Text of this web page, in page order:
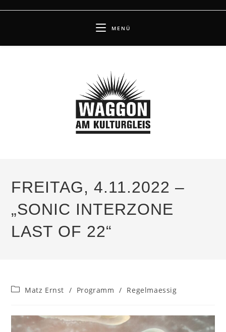
MENÜ
FREITAG, 4.11.2022 –
„SONIC INTERZONE
LAST OF 22“
Beitrags-
Matz Ernst / Programm / Regelmaessig